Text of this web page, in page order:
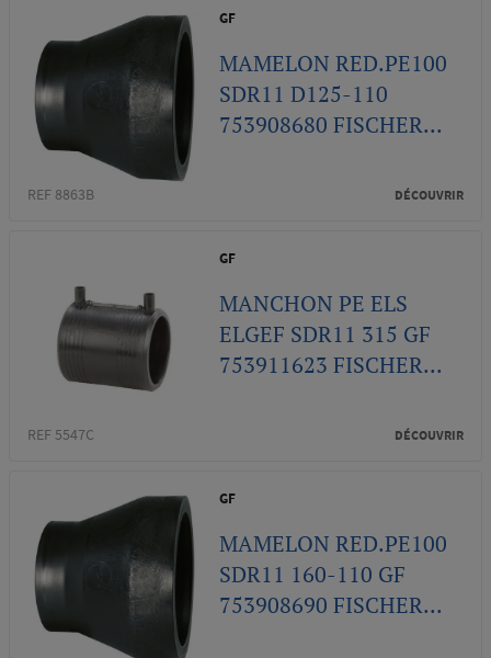
GF
MAMELON RED.PE100
SDR11 D125-110
753908680 FISCHER...
REF 8863B DÉCOUVRIR
GF
MANCHON PE ELS
ELGEF SDR11 315 GF
753911623 FISCHER...
REF 5547C DÉCOUVRIR
GF
MAMELON RED.PE100
SDR11 160-110 GF
753908690 FISCHER...